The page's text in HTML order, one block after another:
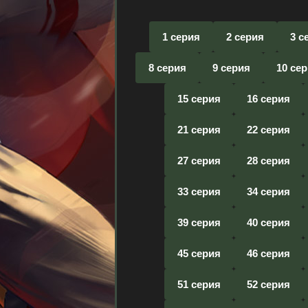
1 серия 2 серия 3
8 серия 9 серия 10
15 серия 16 серия
21 серия 22 серия
27 серия 28 серия
33 серия 34 серия
39 серия 40 серия
45 серия 46 серия
51 серия 52 серия